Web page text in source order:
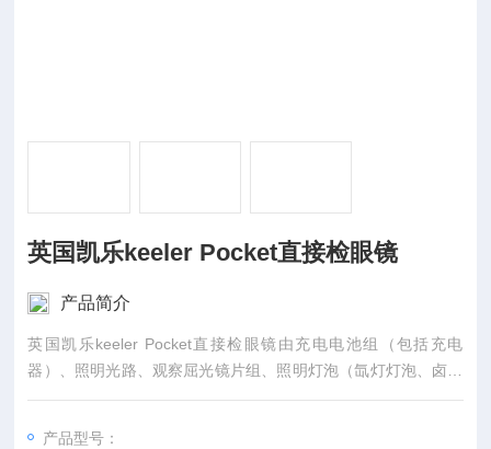
英国凯乐keeler Pocket直接检眼镜
产品简介
英国凯乐keeler Pocket直接检眼镜由充电电池组（包括充电
器）、照明光路、观察屈光镜片组、照明灯泡（氙灯灯泡、卤素
灯泡或LED灯泡）、光阑和滤光片、封装外壳组成。
产品型号：